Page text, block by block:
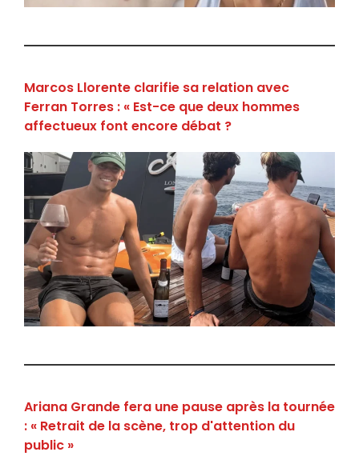
Marcos Llorente clarifie sa relation avec
Ferran Torres : « Est-ce que deux hommes
affectueux font encore débat ?
Ariana Grande fera une pause après la tournée
: « Retrait de la scène, trop d'attention du
public »